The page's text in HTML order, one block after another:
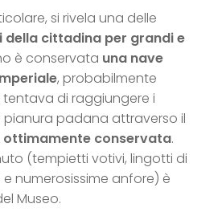
si rivela una delle
della cittadina per grandi e
è conservata una nave
, probabilmente
di raggiungere i
pianura padana attraverso il
conservata.
(tempietti votivi, lingotti di
numerosissime anfore) è
Museo.